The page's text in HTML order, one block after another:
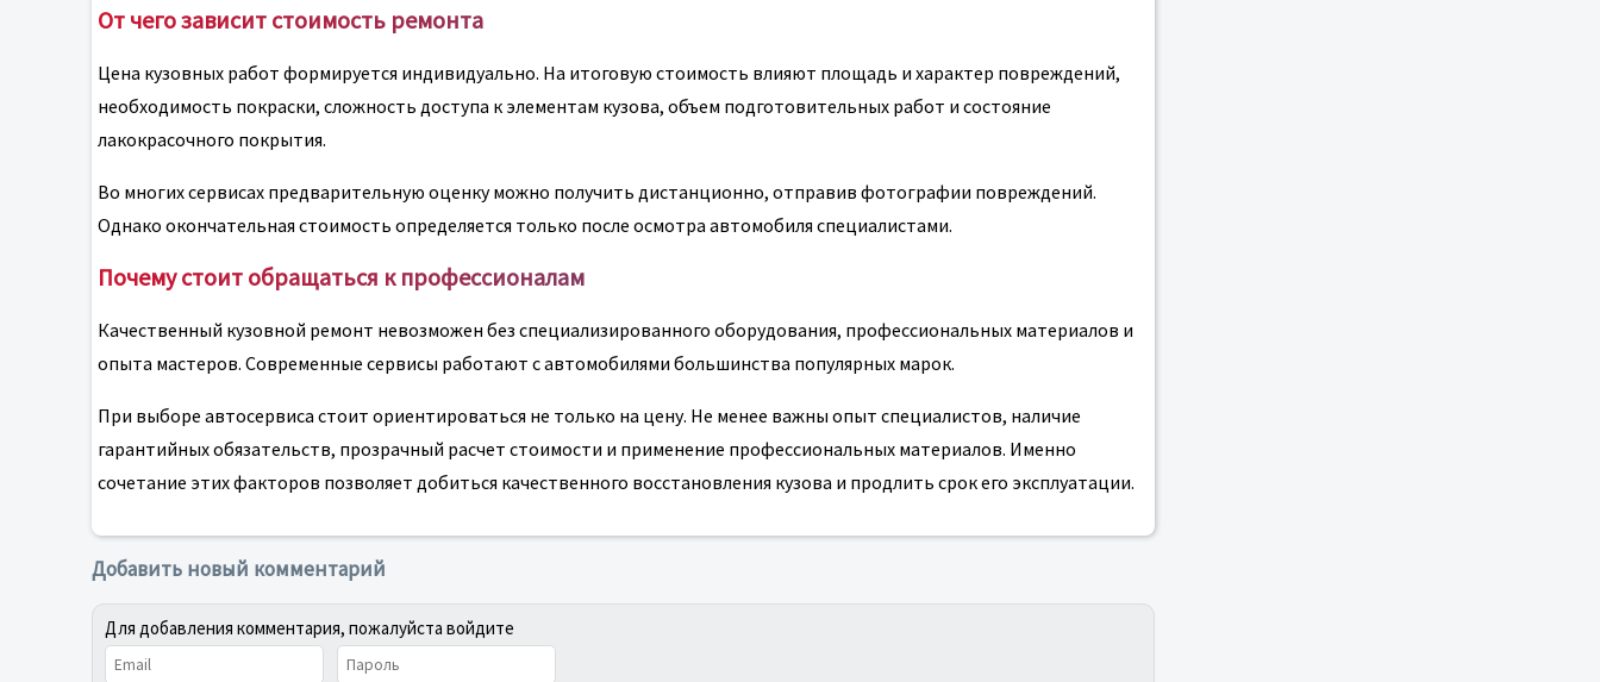
От чего зависит стоимость ремонта
Цена кузовных работ формируется индивидуально. На итоговую стоимость влияют площадь и характер повреждений,
необходимость покраски, сложность доступа к элементам кузова, объем подготовительных работ и состояние
лакокрасочного покрытия.
Во многих сервисах предварительную оценку можно получить дистанционно, отправив фотографии повреждений.
Однако окончательная стоимость определяется только после осмотра автомобиля специалистами.
Почему стоит обращаться к профессионалам
Качественный кузовной ремонт невозможен без специализированного оборудования, профессиональных материалов и
опыта мастеров. Современные сервисы работают с автомобилями большинства популярных марок.
При выборе автосервиса стоит ориентироваться не только на цену. Не менее важны опыт специалистов, наличие
гарантийных обязательств, прозрачный расчет стоимости и применение профессиональных материалов. Именно
сочетание этих факторов позволяет добиться качественного восстановления кузова и продлить срок его эксплуатации.
Добавить новый комментарий
Для добавления комментария, пожалуйста войдите